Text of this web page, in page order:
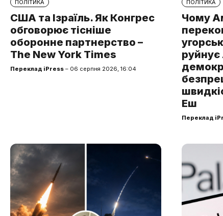
ПОЛІТИКА
США та Ізраїль. Як Конгрес
обговорює тісніше
оборонне партнерство –
The New York Times
Переклад iPress – 06 серпня 2026, 16:04
ПОЛІТИКА
Чому
руйнує
Еш
Переклад